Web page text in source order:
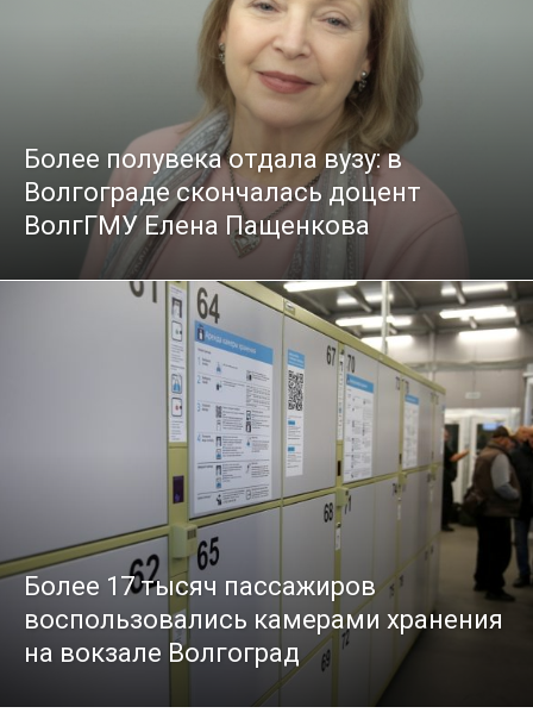
Более полувека отдала вузу: в
Волгограде скончалась доцент
ВолгГМУ Елена Пащенкова
Более 17 тысяч пассажиров
воспользовались камерами хранения
на вокзале Волгоград